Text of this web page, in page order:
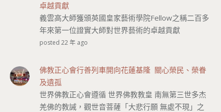
卓越貢獻
義雲高大師獲頒英國皇家藝術學院Fellow之稱二百多
年來第一位證實大師對世界藝術的卓越貢獻
posted 22 年 ago
佛教正心會行善列車開向花蓮基隆 關心榮民、榮眷
及遺孤
世界佛教正心會遵循 世界佛教教皇 南無第三世多杰
羌佛的教誡，觀世音菩薩「大悲行願 無處不現」之